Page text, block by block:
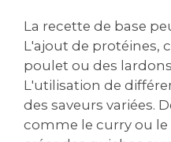
La recette de base
L'ajout de protéines‚
poulet ou des
L'utilisation de
des saveurs variées.
comme le curry ou